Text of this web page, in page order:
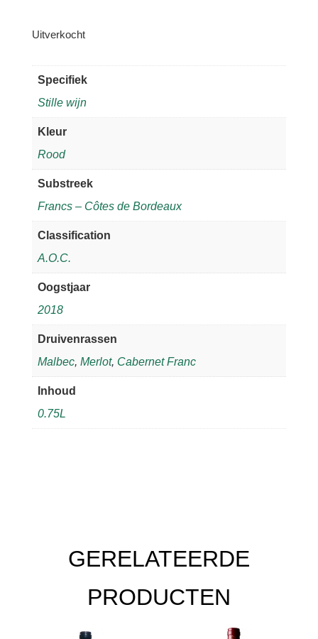
Uitverkocht
Specifiek
Stille wijn
Kleur
Rood
Substreek
Francs – Côtes de Bordeaux
Classification
A.O.C.
Oogstjaar
2018
Druivenrassen
Malbec, Merlot, Cabernet Franc
Inhoud
0.75L
GERELATEERDE
PRODUCTEN